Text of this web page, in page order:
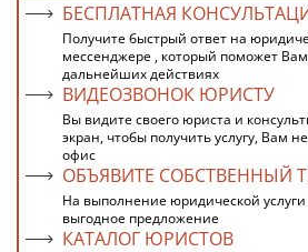
БЕСПЛАТНАЯ
Получите быстрый ответ на
мессенджере , который поможет
дальнейших действиях
ВИДЕОЗВОНОК ЮРИСТУ
Вы видите своего юриста и
экран, чтобы получить услугу, Вам
офис
ОБЪЯВИТЕ СОБСТВЕННЫЙ
На выполнение юридической
выгодное предложение
КАТАЛОГ ЮРИСТОВ